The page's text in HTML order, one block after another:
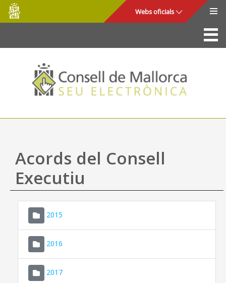
Salta al contingut principal
Consell
de
Mallorca
Webs oficials
La Seu
Consell de Mallorca
Accés i seguretat
Utilitats
Ajuda
Acords del Consell
Executiu
2015
2016
2017